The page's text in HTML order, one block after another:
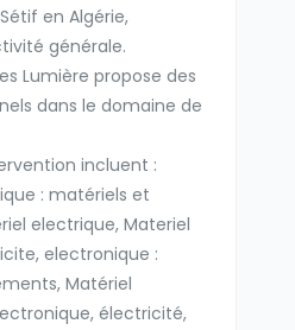
en Algérie,
générale.
Lumière propose des
dans le domaine de
incluent :
: matériels et
electrique, Materiel
electronique :
Matériel
électricité,